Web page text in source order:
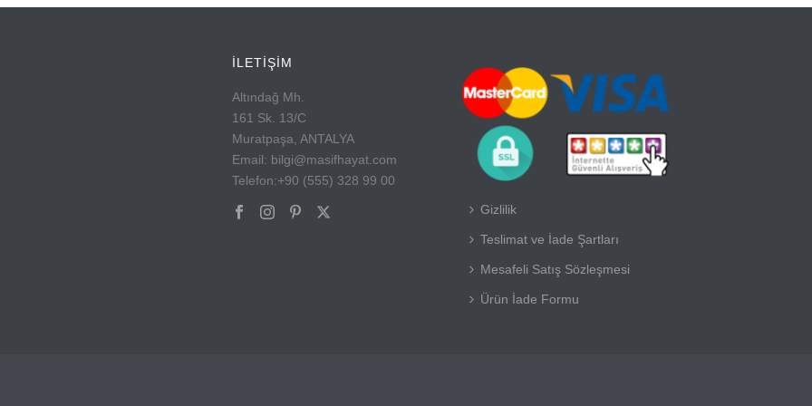
İLETİŞİM
Altındağ Mh.
161 Sk. 13/C
Muratpaşa, ANTALYA
Email: bilgi@masifhayat.com
Telefon:+90 (555) 328 99 00
Gizlilik
Teslimat ve İade Şartları
Mesafeli Satış Sözleşmesi
Ürün İade Formu